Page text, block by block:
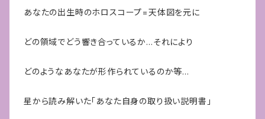
あなたの出生時のホロスコープ=天体図を元に
どの領域でどう響き合っているか…それにより
どのようなあなたが形作られているのか等…
星から読み解いた「あなた自身の取り扱い説明書」